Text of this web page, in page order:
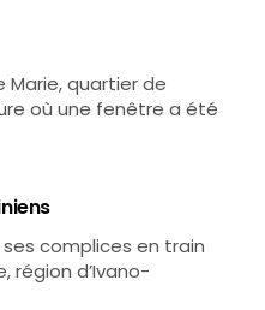
Marie, quartier de
où une fenêtre a été
complices en train
région d’Ivano-